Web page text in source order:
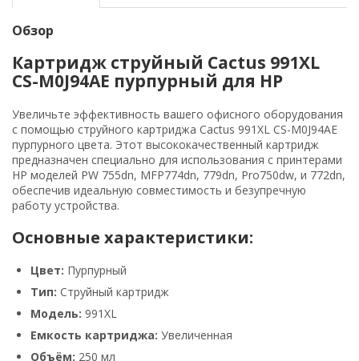
Обзор
Картридж струйный Cactus 991XL
CS-M0J94AE пурпурный для HP
Увеличьте эффективность вашего офисного оборудования
с помощью струйного картриджа Cactus 991XL CS-M0J94AE
пурпурного цвета. Этот высококачественный картридж
предназначен специально для использования с принтерами
HP моделей PW 755dn, MFP774dn, 779dn, Pro750dw, и 772dn,
обеспечив идеальную совместимость и безупречную
работу устройства.
Основные характеристики:
Цвет: Пурпурный
Тип: Струйный картридж
Модель: 991XL
Емкость картриджа: Увеличенная
Объём: 250 мл